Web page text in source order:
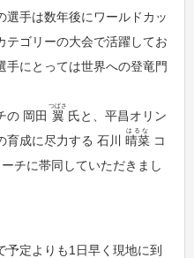
選手は数年後にワールドカッ
テゴリーの大会で活躍してお
手にとっては世界への登竜門
の 岡田 翼
つばさ
氏と、平昌オリン
育成に尽力する 石川 晴菜
はるな
コ
チに帯同していただきまし
定よりも1日早く現地に到